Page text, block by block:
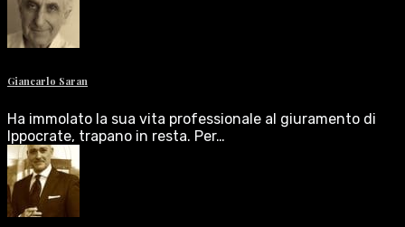
Giancarlo Saran
Ha immolato la sua vita professionale al giuramento di
Ippocrate, trapano in resta. Per…